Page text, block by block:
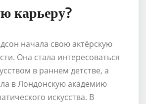
карьеру?
начала свою актёрскую
Она стала интересоваться
в раннем детстве, а
в Лондонскую академию
искусства. В